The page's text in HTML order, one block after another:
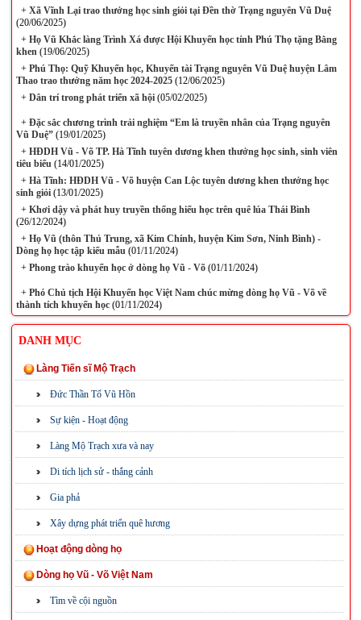
+Xã Vĩnh Lại trao thưởng học sinh giỏi tại Đền thờ Trạng nguyên Vũ Duệ
(20/06/2025)
+Họ Vũ Khắc làng Trình Xá được Hội Khuyến học tỉnh Phú Thọ tặng Bằng
khen(19/06/2025)
+Phú Thọ: Quỹ Khuyến học, Khuyến tài Trạng nguyên Vũ Duệ huyện Lâm
Thao trao thưởng năm học 2024-2025(12/06/2025)
+Dân trí trong phát triển xã hội(05/02/2025)
+Đặc sắc chương trình trải nghiệm “Em là truyền nhân của Trạng nguyên
Vũ Duệ”(19/01/2025)
+HĐDH Vũ - Võ TP. Hà Tĩnh tuyên dương khen thưởng học sinh, sinh viên
tiêu biểu(14/01/2025)
+Hà Tĩnh: HĐDH Vũ - Võ huyện Can Lộc tuyên dương khen thưởng học
sinh giỏi(13/01/2025)
+Khơi dậy và phát huy truyền thống hiếu học trên quê lúa Thái Bình
(26/12/2024)
+Họ Vũ (thôn Thủ Trung, xã Kim Chính, huyện Kim Sơn, Ninh Bình) -
Dòng họ học tập kiểu mẫu(01/11/2024)
+Phong trào khuyến học ở dòng họ Vũ - Võ(01/11/2024)
+Phó Chủ tịch Hội Khuyến học Việt Nam chúc mừng dòng họ Vũ - Võ về
thành tích khuyến học(01/11/2024)
DANH MỤC
Làng Tiến sĩ Mộ Trạch
Đức Thần Tổ Vũ Hồn
Sự kiện - Hoạt động
Làng Mộ Trạch xưa và nay
Di tích lịch sử - thắng cảnh
Gia phả
Xây dựng phát triển quê hương
Hoạt động dòng họ
Dòng họ Vũ - Võ Việt Nam
Tìm về cội nguồn